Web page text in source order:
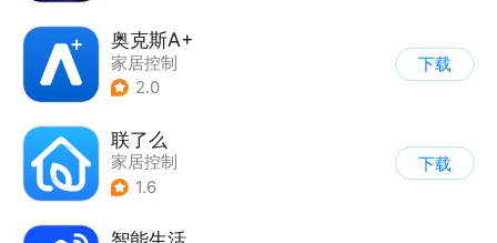
奥克斯A+
家居控制
2.0
下载
联了么
家居控制
1.6
下载